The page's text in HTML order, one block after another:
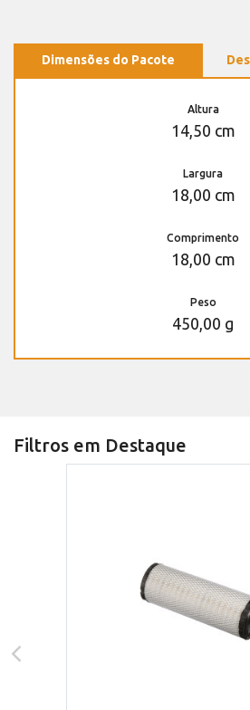
Dimensões do Pacote
Altura
14,50 cm
Largura
18,00 cm
Comprimento
18,00 cm
Peso
450,00 g
Filtros em Destaque